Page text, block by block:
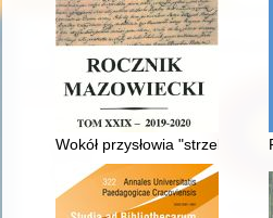
Wokół przysłowia "strzela jak